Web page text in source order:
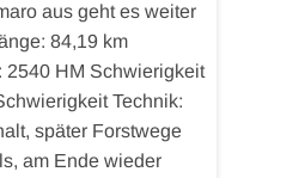
aus geht es weiter
84,19 km
2540 HM Schwierigkeit
Technik:
später Forstwege
am Ende wieder